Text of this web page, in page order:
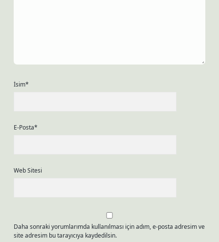
İsim*
E-Posta*
Web Sitesi
Daha sonraki yorumlarımda kullanılması için adım, e-posta adresim ve
site adresim bu tarayıcıya kaydedilsin.